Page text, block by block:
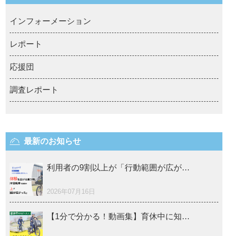
インフォーメーション
レポート
応援団
調査レポート
最新のお知らせ
利用者の9割以上が「行動範囲が広が…
2026年07月16日
【1分で分かる！動画集】育休中に知…